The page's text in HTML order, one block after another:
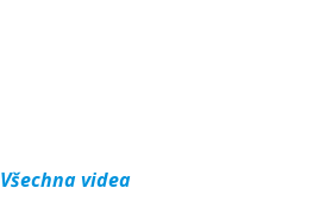
Všechna videa